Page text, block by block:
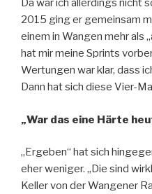
Da war ich allerdings nicht
2015 ging er gemeinsam
einem in Wangen mehr als
hat mir meine Sprints
Wertungen war klar, dass
Dann hat sich diese Vier-
„War das eine Härte
„Ergeben“ hat sich
eher weniger. „Die sind
Keller von der Wangener